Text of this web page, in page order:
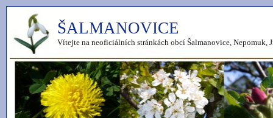
ŠALMANOVICE
Vítejte na neoficiálních stránkách obcí Šalmanovice, Nepomuk,